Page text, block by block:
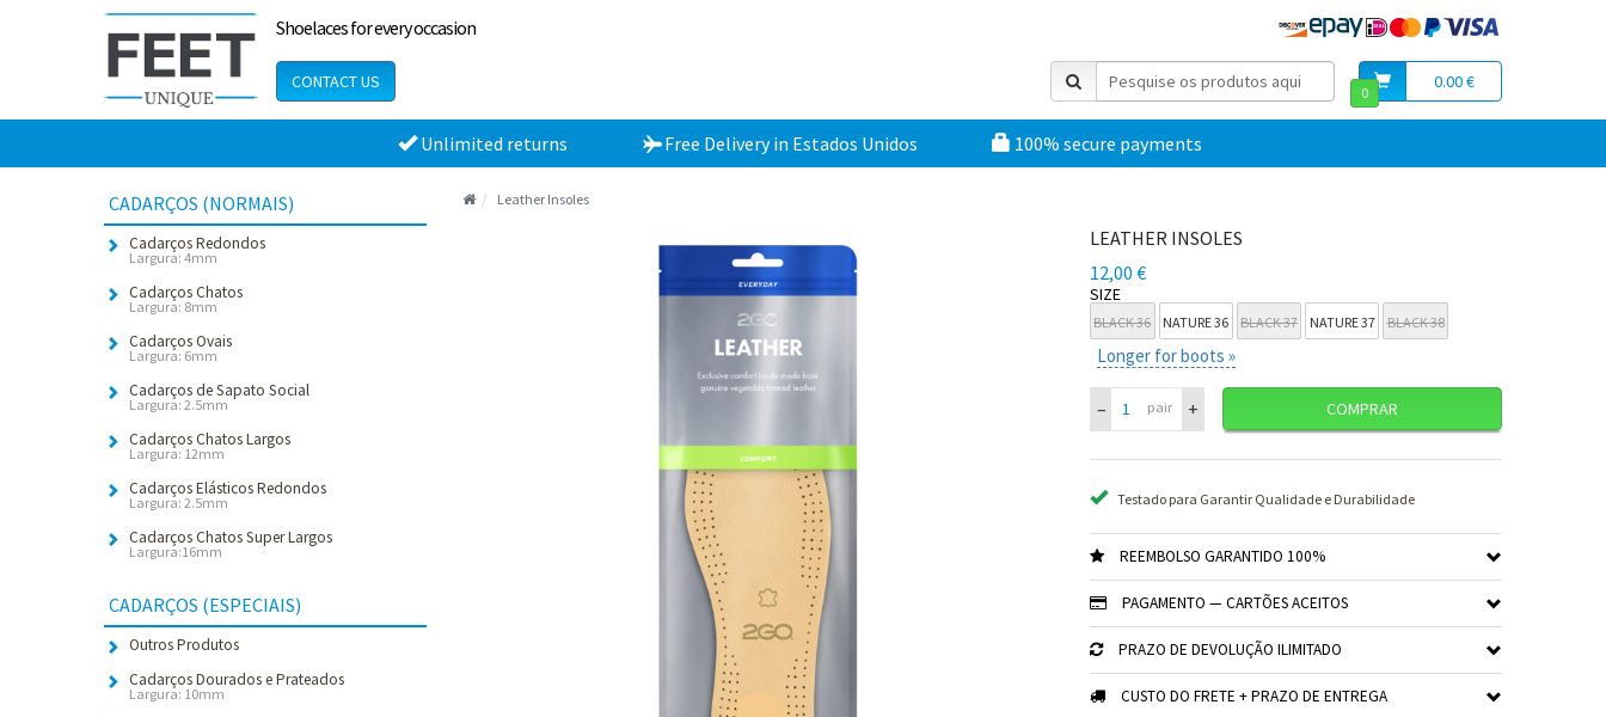
Shoelaces for every occasion
CONTACT US 0.00 €
0
Unlimited returns Free Deliveryin Estados Unidos 100% secure payments
CADARÇOS (NORMAIS)
Cadarços Redondos
Largura: 4mm
Cadarços Chatos
Largura: 8mm
Cadarços Ovais
Largura: 6mm
Cadarços de Sapato Social
Largura: 2.5mm
Cadarços Chatos Largos
Largura: 12mm
Cadarços Elásticos Redondos
Largura: 2.5mm
Cadarços Chatos Super Largos
Largura:16mm
CADARÇOS (ESPECIAIS)
Outros Produtos
Cadarços Dourados e Prateados
Largura: 10mm
Leather Insoles
LEATHER INSOLES
12,00 €
SIZE
BLACK 36 NATURE 36 BLACK 37 NATURE 37 BLACK 38
Longer for boots »
– pair + COMPRAR
Testado para Garantir Qualidade e Durabilidade
REEMBOLSO GARANTIDO 100%
PAGAMENTO — CARTÕES ACEITOS
PRAZO DE DEVOLUÇÃO ILIMITADO
CUSTO DO FRETE + PRAZO DE ENTREGA